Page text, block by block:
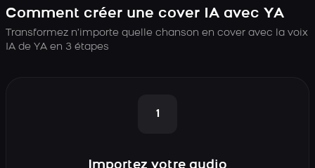
Comment créer une cover IA avec YA
Transformez n’importe quelle chanson en cover avec la voix
IA de YA en 3 étapes
1